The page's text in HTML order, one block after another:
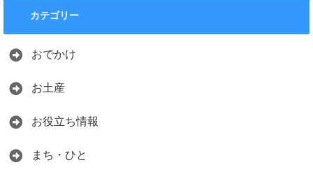
カテゴリー
おでかけ
お土産
お役立ち情報
まち・ひと